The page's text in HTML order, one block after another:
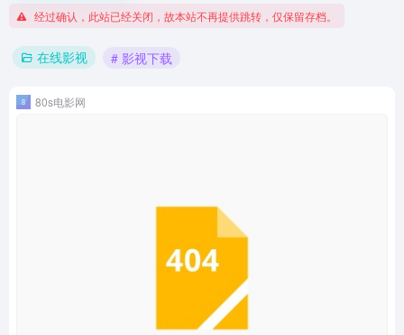
经过确认，此站已经关闭，故本站不再提供跳转，仅保留存档。
在线影视 # 影视下载
80s电影网